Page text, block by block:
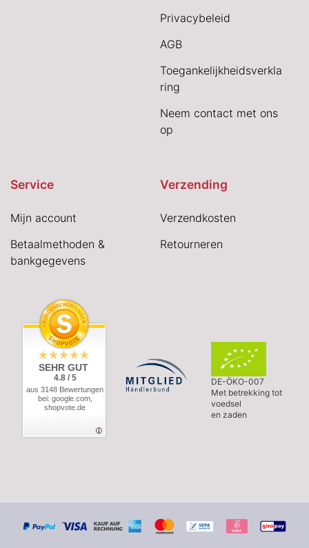
Privacybeleid
AGB
Toegankelijkheidsverkla
ring
Neem contact met ons
op
Service
Mijn account
Betaalmethoden &
bankgegevens
Verzending
Verzendkosten
Retourneren
SEHR GUT
4.8 / 5
aus 3148 Bewertungen
bei: google.com,
shopvote.de
DE-ÖKO-007
Met betrekking tot
voedsel
en zaden